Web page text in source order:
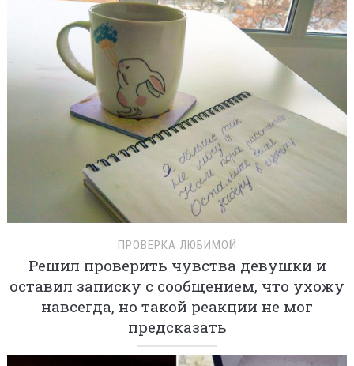
ПРОВЕРКА ЛЮБИМОЙ
Решил проверить чувства девушки и
оставил записку с сообщением, что ухожу
навсегда, но такой реакции не мог
предсказать